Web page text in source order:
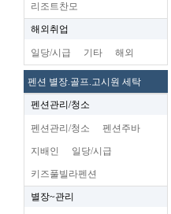
리조트찬모
해외취업
일당/시급 기타 해외
펜션 별장.골프.고시원 세탁
펜션관리/청소
펜션관리/청소 펜션주바
지배인 일당/시급
키즈풀빌라펜션
별장~관리